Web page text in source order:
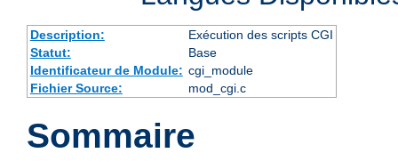
Description:
Exécution des scripts CGI
Statut:
Base
Identificateur de Module: cgi_module
Fichier Source:
mod_cgi.c
Sommaire